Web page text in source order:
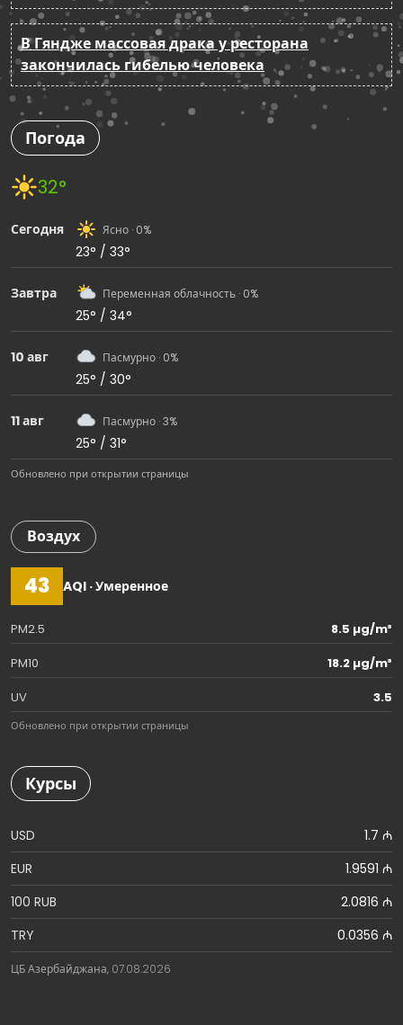
В Гяндже массовая драка у ресторана
закончилась гибелью человека
Погода
32°
Сегодня Ясно · 0%
23° / 33°
Завтра Переменная облачность · 0%
25° / 34°
10 авг Пасмурно · 0%
25° / 30°
11 авг Пасмурно · 3%
25° / 31°
Обновлено при открытии страницы
Воздух
43 AQI · Умеренное
PM2.5
8.5 µg/m³
PM10
18.2 µg/m³
UV
3.5
Обновлено при открытии страницы
Курсы
USD
1.7 ₼
EUR
1.9591 ₼
100 RUB
2.0816 ₼
TRY
0.0356 ₼
ЦБ Азербайджана, 07.08.2026